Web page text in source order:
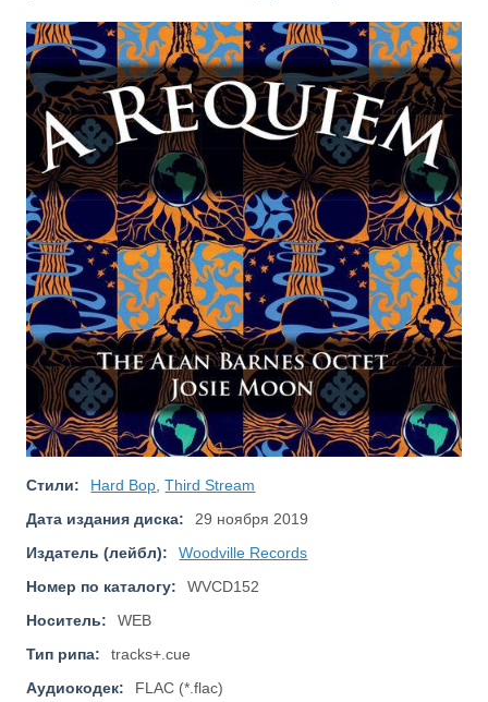
Стили: Hard Bop ,Third Stream
Дата издания диска:
29 ноября 2019
Издатель (лейбл):
Woodville Records
Номер по каталогу:
WVCD152
Носитель:
WEB
Тип рипа:
tracks+.cue
Аудиокодек:
FLAC (*.flac)